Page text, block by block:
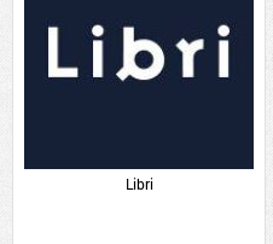
Libri